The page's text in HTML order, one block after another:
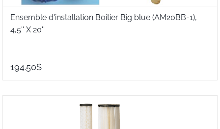
Ensemble d'installation Boitier Big blue (AM20BB-1),
4,5'' X 20''
194.50$